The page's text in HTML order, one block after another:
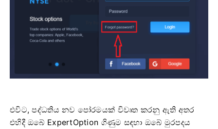
එවිට, පද්ධතිය නව පෝරමයක් විවෘත කරනු ඇති අතර
එහිදී ඔබේ ExpertOption ගිණුම සඳහා ඔබේ මුරපදය